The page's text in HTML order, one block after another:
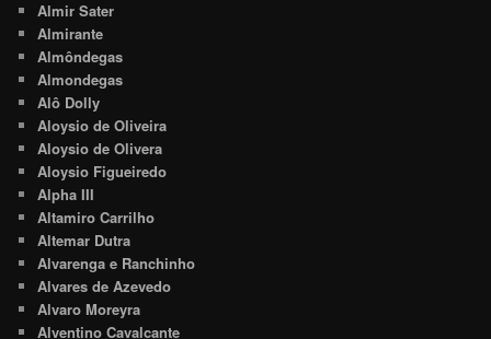
Almir Sater
Almirante
Almôndegas
Almondegas
Alô Dolly
Aloysio de Oliveira
Aloysio de Olivera
Aloysio Figueiredo
Alpha III
Altamiro Carrilho
Altemar Dutra
Alvarenga e Ranchinho
Alvares de Azevedo
Alvaro Moreyra
Alventino Cavalcante